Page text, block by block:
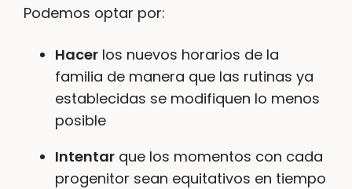
Podemos optar por:
Hacer los nuevos horarios de la
familia de manera que las rutinas ya
establecidas se modifiquen lo menos
posible
Intentar que los momentos con cada
progenitor sean equitativos en tiempo